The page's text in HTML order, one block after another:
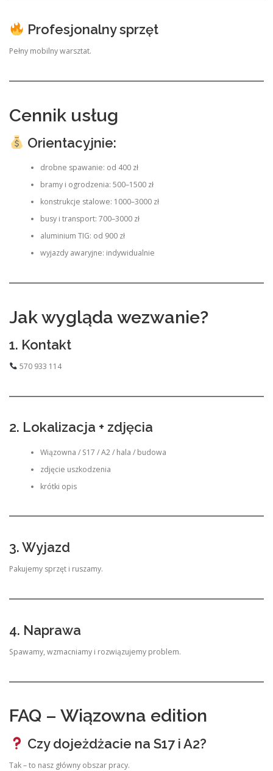
Profesjonalny sprzęt
Pełny mobilny warsztat.
Cennik usług
Orientacyjnie:
drobne spawanie: od 400 zł
bramy i ogrodzenia: 500–1500 zł
konstrukcje stalowe: 1000–3000 zł
busy i transport: 700–3000 zł
aluminium TIG: od 900 zł
wyjazdy awaryjne: indywidualnie
Jak wygląda wezwanie?
1. Kontakt
570 933 114
2. Lokalizacja + zdjęcia
Wiązowna / S17 / A2 / hala / budowa
zdjęcie uszkodzenia
krótki opis
3. Wyjazd
Pakujemy sprzęt i ruszamy.
4. Naprawa
Spawamy, wzmacniamy i rozwiązujemy problem.
FAQ – Wiązowna edition
Czy dojeżdżacie na S17 i A2?
Tak – to nasz główny obszar pracy.